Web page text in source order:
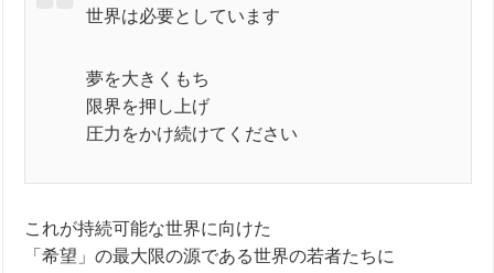
世界は必要としています
夢を大きくもち
限界を押し上げ
圧力をかけ続けてください
これが持続可能な世界に向けた
「希望」の最大限の源である世界の若者たちに